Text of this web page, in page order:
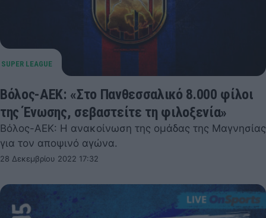
Βόλος-ΑΕΚ: «Στο Πανθεσσαλικό 8.000 φίλοι
της Ένωσης, σεβαστείτε τη φιλοξενία»
Βόλος-ΑΕΚ: Η ανακοίνωση της ομάδας της Μαγνησίας
για τον αποψινό αγώνα.
28 Δεκεμβρίου 2022 17:32